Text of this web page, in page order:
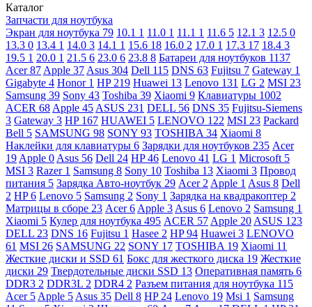
Каталог
Запчасти для ноутбука
Экран для ноутбука 79 10.1 1 11.0 1 11.1 1 11.6 5 12.1 3 12.5 0
13.3 0 13.4 1 14.0 3 14.1 1 15.6 18 16.0 2 17.0 1 17.3 17 18.4 3
19.5 1 20.0 1 21.5 6 23.0 6 23.8 8 Батареи для ноутбуков 1137
Acer87 Apple 37 Asus 304 Dell 115 DNS 63 Fujitsu 7 Gateway 1
Gigabyte 4 Honor 1 HP 219 Huawei 13 Lenovo 131 LG 2 MSI 23
Samsung 39 Sony 43 Toshiba 39 Xiaomi 9 Клавиатуры 1002
ACER 68 Apple 45 ASUS 231 DELL 56 DNS 35 Fujitsu-Siemens
3 Gateway 3 HP 167 HUAWEI 5 LENOVO 122 MSI 23 Packard
Bell 5 SAMSUNG 98 SONY 93 TOSHIBA 34 Xiaomi 8
Наклейки для клавиатуры 6 Зарядки для ноутбуков 235 Acer
19 Apple 0 Asus 56 Dell 24 HP46 Lenovo 41 LG 1 Microsoft 5
MSI 3 Razer 1 Samsung 8 Sony 10 Toshiba 13 Xiaomi 3 Провод
питания 5 Зарядка Авто-ноутбук 29 Acer 2 Apple 1 Asus 8 Dell
2 HP6 Lenovo 5 Samsung 2 Sony 1 Зарядка на квадракоптер 2
Матрицы в сборе 23 Acer6 Apple 3 Asus 6 Lenovo 2 Samsung 1
Xiaomi 5 Кулер для ноутбука 495 ACER 57 Apple 20 ASUS 123
DELL 23 DNS 16 Fujitsu 1 Hasee 2 HP94 Huawei 3 LENOVO
61 MSI 26 SAMSUNG 22 SONY 17 TOSHIBA 19 Xiaomi 11
Жесткие диски и SSD 61 Бокс для жесткого диска 19 Жесткие
диски 29 Твердотельные диски SSD 13 Оперативная память 6
DDR3 2 DDR3L 2 DDR4 2 Разъем питания для ноутбука 115
Acer 5 Apple 5 Asus 35 Dell 8 HP 24 Lenovo 19 Msi 1 Samsung